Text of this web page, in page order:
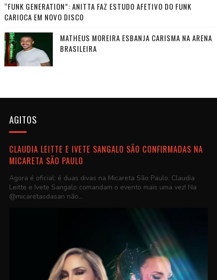
“FUNK GENERATION”: ANITTA FAZ ESTUDO AFETIVO DO FUNK
CARIOCA EM NOVO DISCO
MATHEUS MOREIRA ESBANJA CARISMA NA ARENA
BRASILEIRA
AGITOS
CLAUDIA LEITTE E IVETE SANGALO SÃO CONFIRMADAS NA
MICARETA SÃO PAULO
Agora é oficial: é duas divas na Micareta São Paulo. Claudia
Leitte e Ivete Sangalo comandam o evento mais uma vez! Na
@micaretasdasan não...